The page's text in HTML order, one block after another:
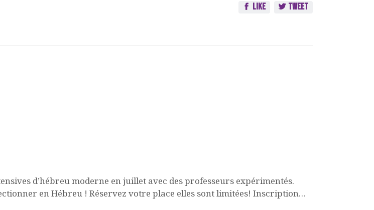
Like Tweet
d’hébreu moderne en juillet avec des professeurs expérimentés.
en Hébreu ! Réservez votre place elles sont limitées! Inscription…